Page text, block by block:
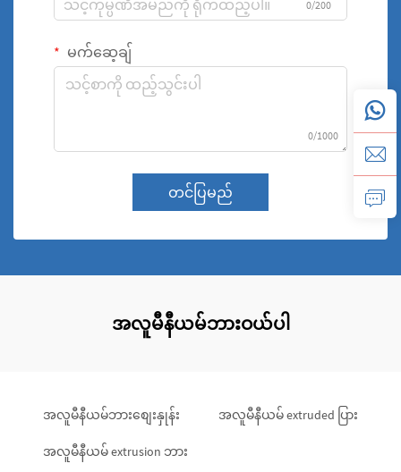
0/200
မက်ဆေ့ချ်
0/1000
တင်ပြမည်
အလူမီနီယမ်ဘားဝယ်ပါ
အလူမီနီယမ်ဘားစျေးနှုန်း အလူမီနီယမ် extruded ပြား
အလူမီနီယမ် extrusion ဘား